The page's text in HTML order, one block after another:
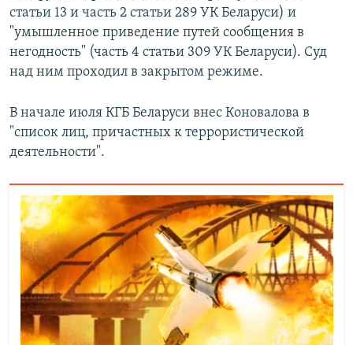
Все сайты RFE/RL
статьи 13 и часть 2 статьи 289 УК Беларуси) и
"умышленное приведение путей сообщения в
негодность" (часть 4 статьи 309 УК Беларуси). Суд
над ним проходил в закрытом режиме.
В начале июля КГБ Беларуси внес Коновалова в
"список лиц, причастных к террористической
деятельности".